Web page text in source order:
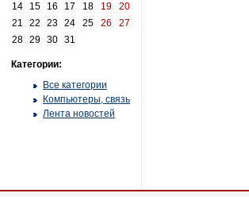
14
15 16 17 18 19
20
21
22 23 24 25 26
27
28 29 30 31
Категории:
Все категории
Компьютеры, связь
Лента новостей